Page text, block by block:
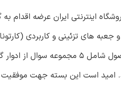
اینترنتی ایران عرضه اقدام
است. این محصول شامل 5
امید است این بسته جهت موفقیت